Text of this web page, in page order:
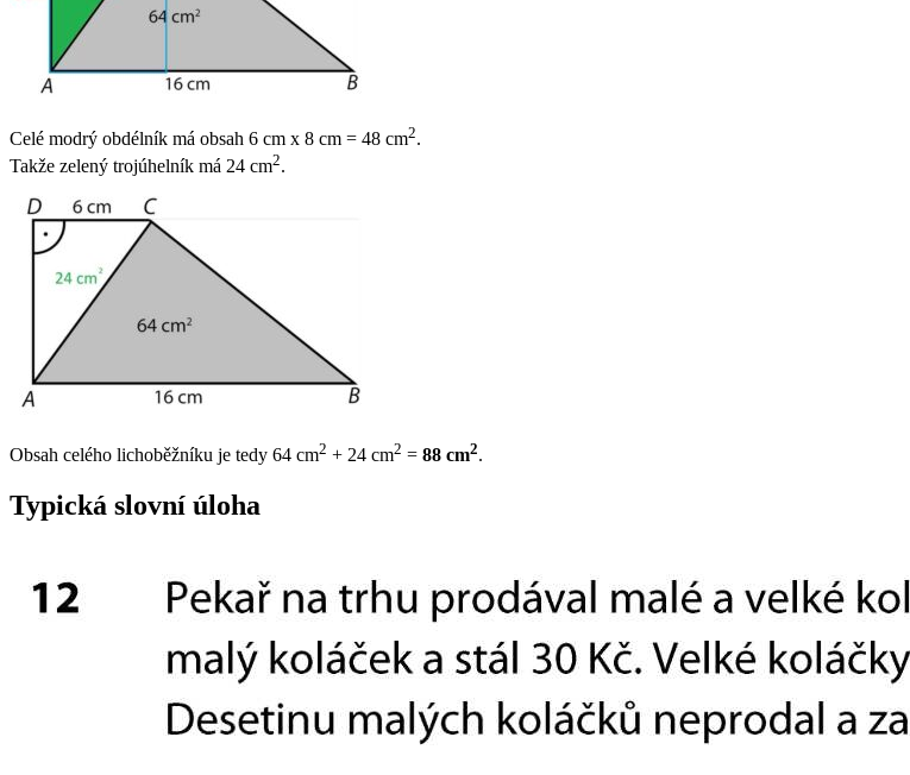
Celé modrý obdélník má obsah 6 cm x 8 cm = 48 cm2.
Takže zelený trojúhelník má 24 cm2.
Obsah celého lichoběžníku je tedy 64 cm2 + 24 cm2 = 88 cm2.
Typická slovní úloha